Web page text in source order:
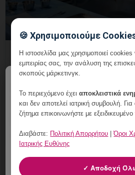
Κονδυλώματα και
στα 40+: Πώς
Κονδυλώματα και Δερματικές
εξατομικευμένη γυναικολογική
WomanHood Clinic Γ
🍪 Χρησιμοποιούμε
Η ιστοσελίδα μας χρησιμοποιεί cookies
εμπειρίας σας, την ανάλυση της
σκοπούς μάρκετινγκ.
Το περιεχόμενο έχειαποκλειστικά
και δεν αποτελεί ιατρική συμβουλή. Για
ζήτημα επικοινωνήστε με
Διαβάστε: Πολιτική Απορρήτου |Όροι
Ιατρικής Ευθύνης
✓ Αποδοχή